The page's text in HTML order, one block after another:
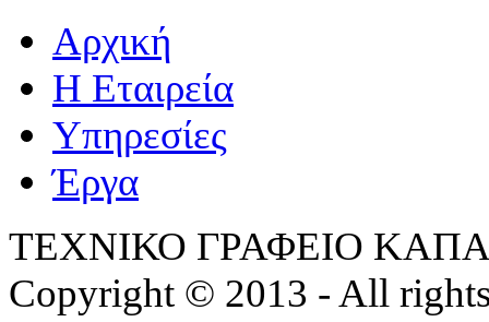
Αρχική
Η Εταιρεία
Υπηρεσίες
Έργα
ΤΕΧΝΙΚΟ ΓΡΑΦΕΙΟ
Copyright © 2013 - All